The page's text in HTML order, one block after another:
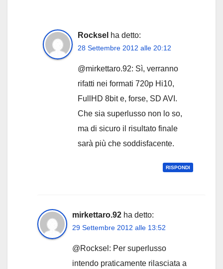
Rocksel ha detto:
28 Settembre 2012 alle 20:12
@mirkettaro.92: Sì, verranno
rifatti nei formati 720p Hi10,
FullHD 8bit e, forse, SD AVI.
Che sia superlusso non lo so,
ma di sicuro il risultato finale
sarà più che soddisfacente.
RISPONDI
mirkettaro.92 ha detto:
29 Settembre 2012 alle 13:52
@Rocksel: Per superlusso
intendo praticamente rilasciata a